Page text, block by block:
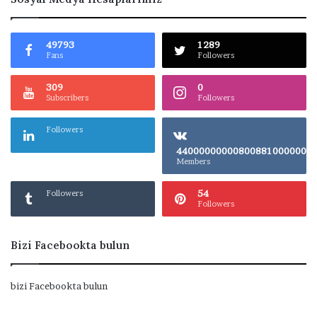
49793
Fans
1289
Followers
309
Subscribers
0
Followers
Followers
Members
Followers 54
Followers
Bizi Facebookta bulun
bizi Facebookta bulun